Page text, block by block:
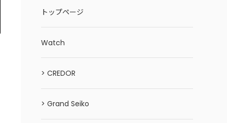
トップページ
Watch
> CREDOR
> Grand Seiko